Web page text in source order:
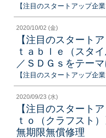
【注目のスタートアップ企業
2020/10/02 (金)
【注目のスタート
ｔａｂｌｅ（スタ
／ＳＤＧｓをテー
【注目のスタートアップ企業
2020/09/23 (水)
【注目のスタート
ｔｏ（クラフスト
無期限無償修理